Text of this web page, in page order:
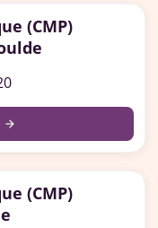
(CMP)
arrow_forward
(CMP)